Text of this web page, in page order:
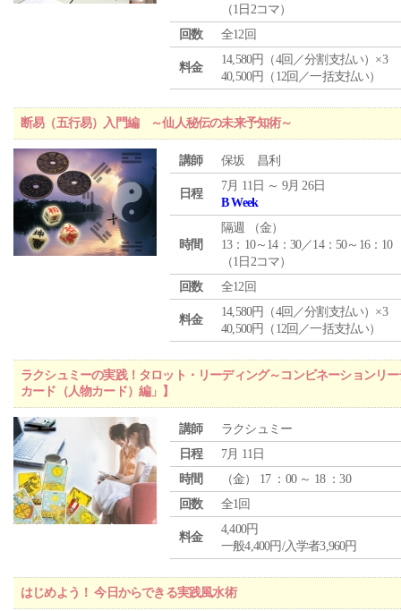
（1日2コマ）
回数
全12回
料金
14,580円（4回／分割支払い）×3
40,500円（12回／一括支払い）
断易（五行易）入門編 ～仙人秘伝の未来予知術～
講師 保坂 昌利
日程
7月 11日 ～ 9月 26日
B Week
時間
隔週 （金）
13：10～14：30／14：50～16：10
（1日2コマ）
回数
全12回
料金
14,580円（4回／分割支払い）×3
40,500円（12回／一括支払い）
ラクシュミーの実践！タロット・リーディング～コンビネーションリ
カード（人物カード）編」】
講師
ラクシュミー
日程
7月 11日
時間
（金） 17 ：00 ～ 18 ：30
回数
全1回
料金
4,400円
一般4,400円/入学者3,960円
はじめよう！ 今日からできる実践風水術